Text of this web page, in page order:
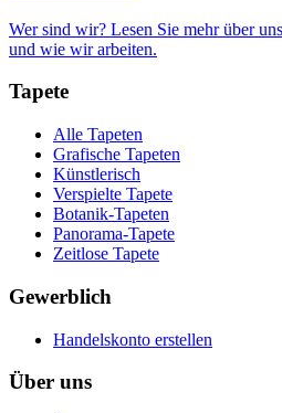
Wer sind wir? Lesen Sie mehr über
und wie wir arbeiten.
Tapete
Alle Tapeten
Grafische Tapeten
Künstlerisch
Verspielte Tapete
Botanik-Tapeten
Panorama-Tapete
Zeitlose Tapete
Gewerblich
Handelskonto erstellen
Über uns